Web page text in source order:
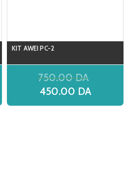
KIT AWEI PC-2
750.00DA
450.00 DA